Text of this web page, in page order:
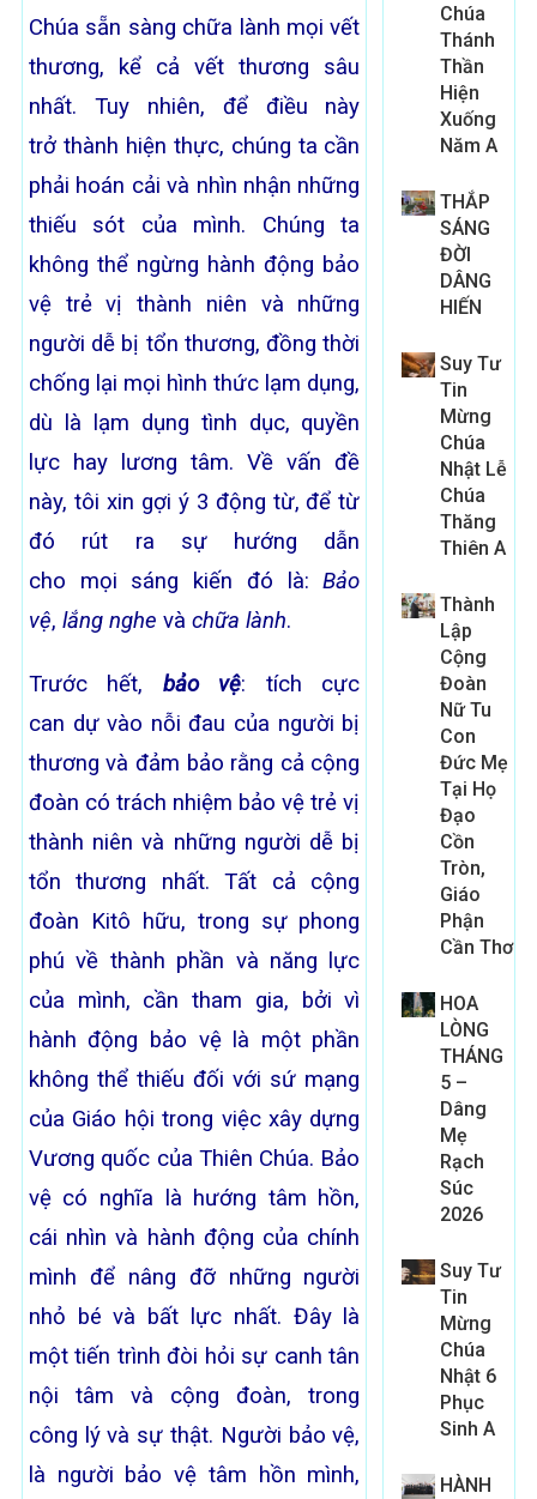
Chúa sẵn sàng chữa lành mọi vết
thương, kể cả vết thương sâu
nhất. Tuy nhiên, để điều này
trở thành hiện thực, chúng ta cần
phải hoán cải và nhìn nhận những
thiếu sót của mình. Chúng ta
không thể ngừng hành động bảo
vệ trẻ vị thành niên và những
người dễ bị tổn thương, đồng thời
chống lại mọi hình thức lạm dụng,
dù là lạm dụng tình dục, quyền
lực hay lương tâm. Về vấn đề
này, tôi xin gợi ý 3 động từ, để từ
đó rút ra sự hướng dẫn
cho mọi sáng kiến đó là:Bảo
vệ, lắng nghe và chữa lành.
Trước hết, bảo vệ: tích cực
can dự vào nỗi đau của người bị
thương và đảm bảo rằng cả cộng
đoàn có trách nhiệm bảo vệ trẻ vị
thành niên và những người dễ bị
tổn thương nhất. Tất cả cộng
đoàn Kitô hữu, trong sự phong
phú về thành phần và năng lực
của mình, cần tham gia, bởi vì
hành động bảo vệ là một phần
không thể thiếu đối với sứ mạng
của Giáo hội trong việc xây dựng
Vương quốc của Thiên Chúa. Bảo
vệ có nghĩa là hướng tâm hồn,
cái nhìn và hành động của chính
mình để nâng đỡ những người
nhỏ bé và bất lực nhất. Đây là
một tiến trình đòi hỏi sự canh tân
nội tâm và cộng đoàn, trong
công lý và sự thật. Người bảo vệ,
là người bảo vệ tâm hồn mình,
Chúa
Thánh
Thần
Hiện
Xuống
Năm A
THẮP
SÁNG
ĐỜI
DÂNG
HIẾN
Suy Tư
Tin
Mừng
Chúa
Nhật Lễ
Chúa
Thăng
Thiên A
Thành
Lập
Cộng
Đoàn
Nữ Tu
Con
Đức Mẹ
Tại Họ
Đạo
Cồn
Tròn,
Giáo
Phận
Cần Thơ
HOA
LÒNG
THÁNG
5 –
Dâng
Mẹ
Rạch
Súc
2026
Suy Tư
Tin
Mừng
Chúa
Nhật 6
Phục
Sinh A
HÀNH